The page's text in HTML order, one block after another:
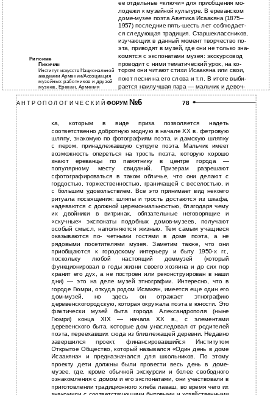
ее отдельные «ключи» для приобщения мо-
лодежи к музейной культуре. В ереванском
доме-музее поэта Аветика Исаакяна (1875–
1957) последние пять-шесть лет соблюдает-
ся следующая традиция. Старшеклассников,
изучающих в данный момент творчество по-
эта, приводят в музей, где они не только зна-
Рипсиме
комятся с экспонатами музея: экскурсовод
проводит с ними тематический урок, на ко-
Пикичян
Институт искусств Национальной тором они читают стихи Исаакяна или свои,
академии Армении/Ассоциация поют песни на его слова и т.п. В итоге выби-
музейных работников и друзей
рается наилучшая пара — мальчик и девоч-
музеев, Ереван, Армения
А Н Т Р О П О Л О Г И Ч Е С К И ЙФОРУМ №6 78
ка, которым в виде приза позволяется надеть
соответственно добротную модную в начале ХХ в. фетровую
шляпу, знакомую по фотографиям поэта, и дамскую шляпку
с пером, принадлежавшую супруге поэта. Мальчик имеет
возможность опереться на трость поэта, которую хорошо
знают ереванцы по памятнику в центре города —
популярному месту свиданий. Призерам разрешают
сфотографироваться в таком обличье, что они делают с
гордостью, торжественностью, граничащей с веселостью, и
с большим удовольствием. Все это принимает вид некоего
ритуала посвящения: шляпы и трость достаются из шкафа,
надеваются с должной церемониальностью, благодаря чему
их двойники в витринах, обязательные неговорящие и
«скучные» экспонаты подобных домов-музеев, получают
особый смысл, наполняются жизнью. Тем самым учащиеся
оказываются по- четными гостями в доме поэта, а не
рядовыми посетителями музея. Заметим также, что они
приобщаются к городскому интерьеру и быту 1950-х гг.,
поскольку любой настоящий доммузей (который
функционировал в годы жизни своего хозяина и до сих пор
хранит его дух, а не построен или реконструирован в наши
дни) — это на деле музей этнографии. Интересно, что в
городе Гюмри, откуда родом Исаакян, имеется еще один его
дом-музей, но здесь он отражает этнографию
деревенскогородскую, которая окружала поэта в юности. Это
фактически музей быта города Александрополя (ныне
Гюмри) конца XIX — начала XX в., с элементами
деревенского быта, которые дом унаследовал от родителей
поэта, переехавших сюда из близлежащей деревни. Недавно
завершился проект, финансировавшийся Институтом
Открытое Общество, который назывался «Один день в доме
Исаакяна» и предназначался для школьников. По этому
проекту дети должны были провести весь день в доме-
музее, где, кроме обычной экскурсии и более свободного
ознакомления с домом и его экспонатами, они участвовали в
приготовлении традиционного хлеба лаваш, во время чего их